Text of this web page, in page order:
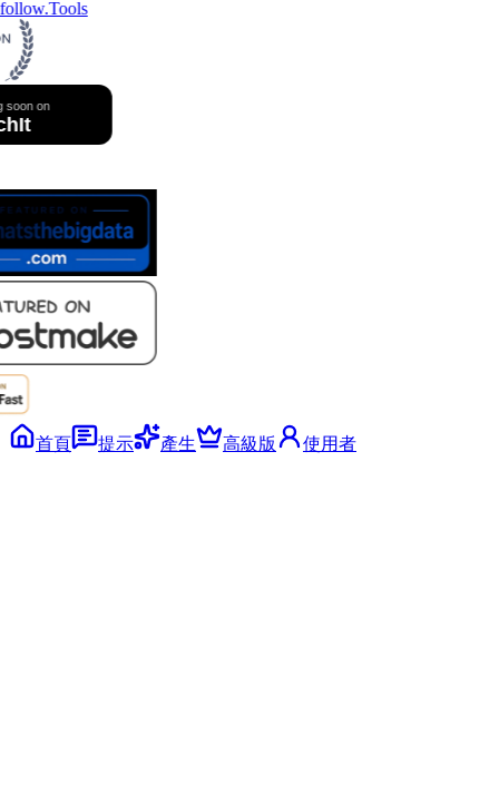
首頁 提示 產生 高級版 使用者